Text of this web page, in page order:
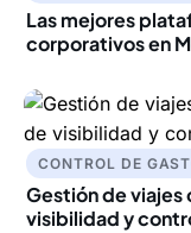
Las mejores
corporativos en
CONTROL DE
Gestión de
visibilidad y